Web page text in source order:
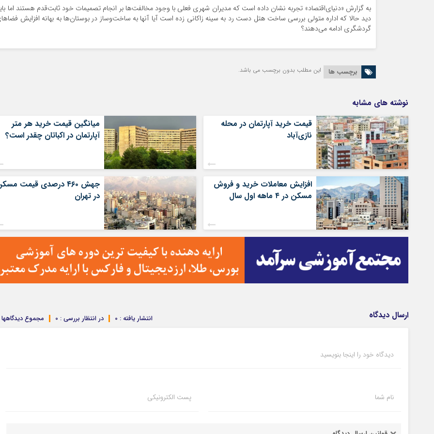
به گزارش «دنیای‌اقتصاد» تجربه نشان داده است که مدیران شهری فعلی با وجود مخالفت‌‌‌ها بر انجام تصمیمات خود ثابت‌قدم هستند اما
دید حالا که اداره متولی بررسی ساخت هتل دست رد به سینه زاکانی زده است آیا آنها به ساخت‌وساز در بوستان‌ها به بهانه افزایش
گردشگری ادامه می‌دهند؟
برچسب ها این مطلب بدون برچسب می باشد.
نوشته های مشابه
قیمت خرید آپارتمان در محله
نازی‌آباد
میانگین قیمت خرید هر متر
آپارتمان در اکباتان چقدر است؟
افزایش معاملات خرید‌ و فروش
مسکن در ۴ ماهه اول سال
جهش ۴۶۰ درصدی قیمت
در تهران
ارسال دیدگاه مجموع دیدگاهها در انتظار بررسی : 0 انتشار یافته : 0
دیدگاه خود را اینجا بنویسید
نام شما پست الکترونیکی